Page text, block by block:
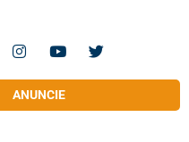
ANUNCIE